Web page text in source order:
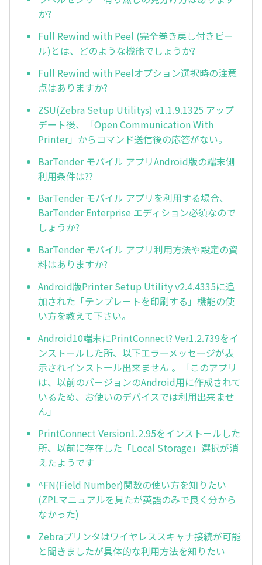
か?
Full Rewind with Peel (完全巻き戻し付きピー
ル)とは、どのような機能でしょうか?
Full Rewind with Peelオプション選択時の注意
点はありますか?
ZSU(Zebra Setup Utilitys) v1.1.9.1325 アップ
デート後、「Open Communication With
Printer」からコマンド送信後の応答がない。
BarTender モバイル アプリAndroid版の端末側
利用条件は??
BarTender モバイル アプリを利用する場合、
BarTender Enterprise エディション必須なので
しょうか?
BarTender モバイル アプリ利用方法や設定の資
料はありますか?
Android版Printer Setup Utility v2.4.4335に追
加された「テンプレートを印刷する」機能の使
い方を教えて下さい。
Android10端末にPrintConnect? Ver1.2.739をイ
ンストールした所、以下エラーメッセージが表
示されインストール出来ません 。「このアプリ
は、以前のバージョンのAndroid用に作成されて
いるため、お使いのデバイスでは利用出来ませ
ん」
PrintConnect Version1.2.95をインストールした
所、以前に存在した「Local Storage」選択が消
えたようです
^FN(Field Number)関数の使い方を知りたい
(ZPLマニュアルを見たが英語のみで良く分から
なかった)
Zebraプリンタはワイヤレススキャナ接続が可能
と聞きましたが具体的な利用方法を知りたい